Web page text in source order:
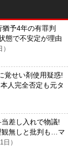
予4年の有罪判
態で不安定が理由
覚せい剤使用疑惑!
人完全否定も元タ
差し入れで物議!
観無しと批判も…マ
日）